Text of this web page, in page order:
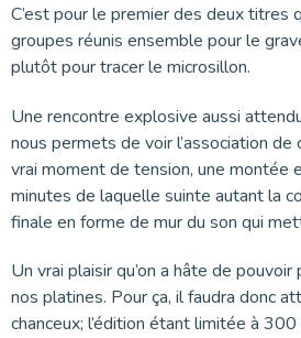
C’est pour le premier des deux titres
groupes réunis ensemble pour le
plutôt pour tracer le microsillon.
Une rencontre explosive aussi
nous permets de voir l’association
vrai moment de tension, une montée
minutes de laquelle suinte autant la
finale en forme de mur du son qui
Un vrai plaisir qu’on a hâte de
nos platines. Pour ça, il faudra donc
chanceux; l’édition étant limitée à